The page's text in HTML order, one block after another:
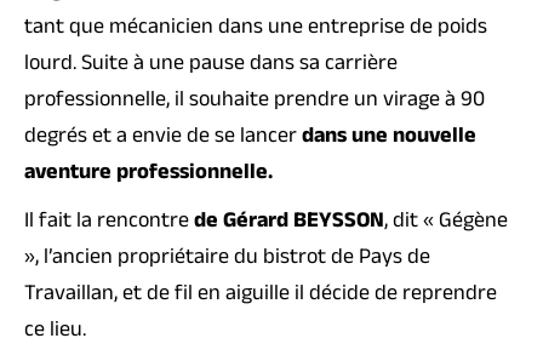
tant que mécanicien dans une entreprise de poids
lourd. Suite à une pause dans sa carrière
professionnelle, il souhaite prendre un virage à 90
degrés et a envie de se lancerdans une nouvelle
aventure professionnelle.
Il fait la rencontrede Gérard BEYSSON, dit « Gégène
», l’ancien propriétaire du bistrot de Pays de
Travaillan, et de fil en aiguille il décide de reprendre
ce lieu.